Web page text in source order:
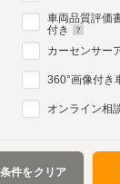
車両品質評価
付き
カーセンサー
360°画像付き
オンライン相
条件をクリア